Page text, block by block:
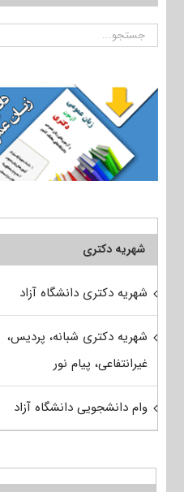
جستجو
شهریه دکتری
شهریه دکتری دانشگاه آزاد
شهریه دکتری شبانه، پردیس،
غیرانتفاعی، پیام نور
وام دانشجویی دانشگاه آزاد